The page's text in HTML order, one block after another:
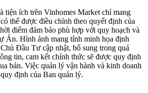
tiện ích trên Vinhomes Market chỉ mang
thể được điều chỉnh theo quyết định của
điểm đảm bảo phù hợp với quy hoạch và
Án. Hình ảnh mang tính minh họa định
Đầu Tư cập nhật, bổ sung trong quá
tin, cam kết chính thức sẽ được quy định
bán. Việc quản lý vận hành và kinh doanh
định của Ban quản lý.